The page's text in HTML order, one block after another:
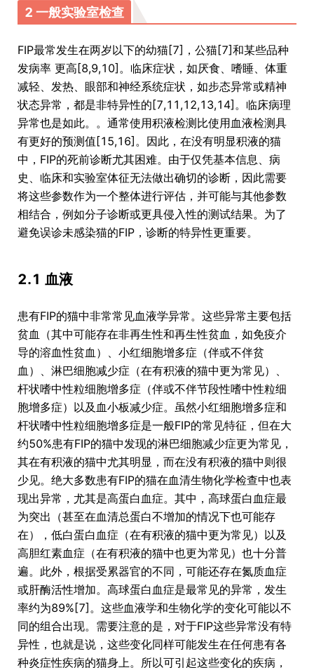
2 一般实验室检查
FIP最常发生在两岁以下的幼猫[7]，公猫[7]和某些品种
发病率 更高[8,9,10]。临床症状，如厌食、嗜睡、体重
减轻、发热、眼部和神经系统症状，如步态异常或精神
状态异常，都是非特异性的[7,11,12,13,14]。临床病理
异常也是如此。。通常使用积液检测比使用血液检测具
有更好的预测值[15,16]。因此，在没有明显积液的猫
中，FIP的死前诊断尤其困难。由于仅凭基本信息、病
史、临床和实验室体征无法做出确切的诊断，因此需要
将这些参数作为一个整体进行评估，并可能与其他参数
相结合，例如分子诊断或更具侵入性的测试结果。为了
避免误诊未感染猫的FIP，诊断的特异性更重要。
2.1 血液
患有FIP的猫中非常常见血液学异常。这些异常主要包括
贫血（其中可能存在非再生性和再生性贫血，如免疫介
导的溶血性贫血）、小红细胞增多症（伴或不伴贫
血）、淋巴细胞减少症（在有积液的猫中更为常见）、
杆状嗜中性粒细胞增多症（伴或不伴节段性嗜中性粒细
胞增多症）以及血小板减少症。虽然小红细胞增多症和
杆状嗜中性粒细胞增多症是一般FIP的常见特征，但在大
约50%患有FIP的猫中发现的淋巴细胞减少症更为常见，
其在有积液的猫中尤其明显，而在没有积液的猫中则很
少见。绝大多数患有FIP的猫在血清生物化学检查中也表
现出异常，尤其是高蛋白血症。其中，高球蛋白血症最
为突出（甚至在血清总蛋白不增加的情况下也可能存
在），低白蛋白血症（在有积液的猫中更为常见）以及
高胆红素血症（在有积液的猫中也更为常见）也十分普
遍。此外，根据受累器官的不同，可能还存在氮质血症
或肝酶活性增加。高球蛋白血症是最常见的异常，发生
率约为89%[7]。这些血液学和生物化学的变化可能以不
同的组合出现。需要注意的是，对于FIP这些异常没有特
异性，也就是说，这些变化同样可能发生在任何患有各
种炎症性疾病的猫身上。所以可引起这些变化的疾病，